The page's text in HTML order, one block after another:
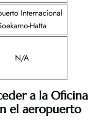
Internacional
Hatta
N/A
a la Oficina
el aeropuerto